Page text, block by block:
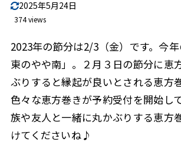
2025年5月24日
374 views
2023年の節分は2/3（金）です。今
東のやや南」。２月３日の節分に恵
ぶりすると縁起が良いとされる恵方
色々な恵方巻きが予約受付を開始し
族や友人と一緒に丸かぶりする恵方
けてくださいね♪